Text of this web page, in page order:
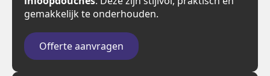
gemakkelijk te onderhouden.
Offerte aanvragen